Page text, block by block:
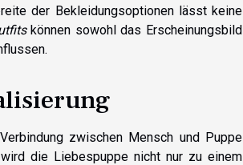
der Bekleidungsoptionen lässt keine
können sowohl das Erscheinungsbild
zwischen Mensch und Puppe
die Liebespuppe nicht nur zu einem